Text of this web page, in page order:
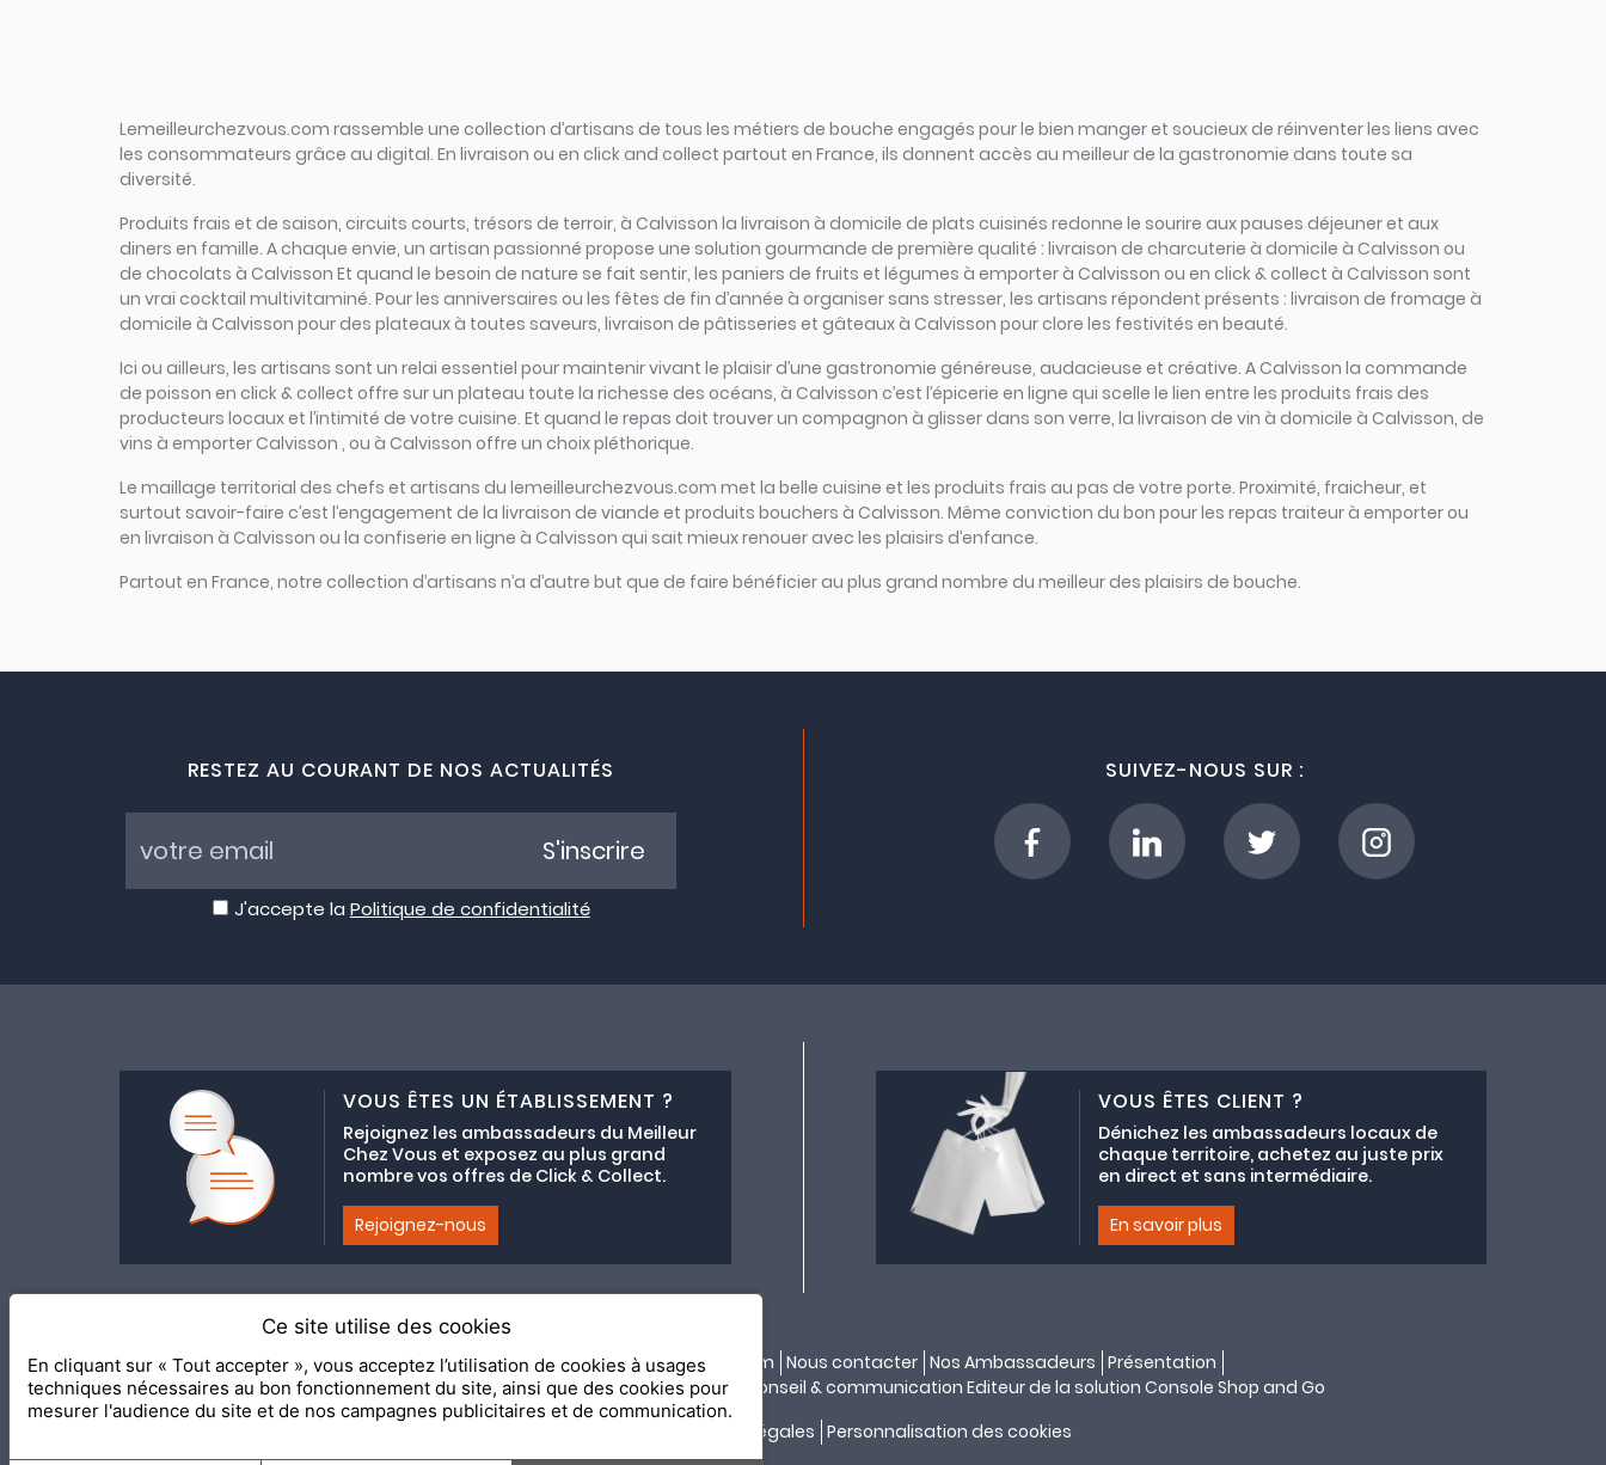
Lemeilleurchezvous.com rassemble une collection d’artisans de tous les métiers de bouche engagés pour le bien manger et soucieux de réinventer les liens avec
les consommateurs grâce au digital. En livraison ou en click and collect partout en France, ils donnent accès au meilleur de la gastronomie dans toute sa
diversité.
Produits frais et de saison, circuits courts, trésors de terroir, à Calvisson la livraison à domicile de plats cuisinés redonne le sourire aux pauses déjeuner et aux
diners en famille. A chaque envie, un artisan passionné propose une solution gourmande de première qualité : livraison de charcuterie à domicile à Calvisson ou
de chocolats à Calvisson Et quand le besoin de nature se fait sentir, les paniers de fruits et légumes à emporter à Calvisson ou en click & collect à Calvisson sont
un vrai cocktail multivitaminé. Pour les anniversaires ou les fêtes de fin d’année à organiser sans stresser, les artisans répondent présents : livraison de fromage à
domicile à Calvisson pour des plateaux à toutes saveurs, livraison de pâtisseries et gâteaux à Calvisson pour clore les festivités en beauté.
Ici ou ailleurs, les artisans sont un relai essentiel pour maintenir vivant le plaisir d’une gastronomie généreuse, audacieuse et créative. A Calvisson la commande
de poisson en click & collect offre sur un plateau toute la richesse des océans, à Calvisson c’est l’épicerie en ligne qui scelle le lien entre les produits frais des
producteurs locaux et l’intimité de votre cuisine. Et quand le repas doit trouver un compagnon à glisser dans son verre, la livraison de vin à domicile à Calvisson, de
vins à emporter Calvisson , ou à Calvisson offre un choix pléthorique.
Le maillage territorial des chefs et artisans du lemeilleurchezvous.com met la belle cuisine et les produits frais au pas de votre porte. Proximité, fraicheur, et
surtout savoir-faire c’est l’engagement de la livraison de viande et produits bouchers à Calvisson. Même conviction du bon pour les repas traiteur à emporter ou
en livraison à Calvisson ou la confiserie en ligne à Calvisson qui sait mieux renouer avec les plaisirs d’enfance.
Partout en France, notre collection d’artisans n’a d’autre but que de faire bénéficier au plus grand nombre du meilleur des plaisirs de bouche.
RESTEZ AU COURANT DE NOS ACTUALITÉS
J'accepte la Politique de confidentialité
S'inscrire
SUIVEZ-NOUS SUR :
VOUS ÊTES UN ÉTABLISSEMENT ?
Rejoignez les ambassadeurs du Meilleur
Chez Vous et exposez au plus grand
nombre vos offres de Click & Collect.
Rejoignez-nous
VOUS ÊTES CLIENT ?
Dénichez les ambassadeurs locaux de
chaque territoire, achetez au juste prix
en direct et sans intermédiaire.
En savoir plus
Adhésion au collectif lemeilleurchezvous.com Nous contacter Nos Ambassadeurs Présentation
2020 Le Meilleur Chez Vous, édité parAPI & YOU| Agence conseil & communication Editeur de la solution Console Shop and Go
Mentions légales Personnalisation des cookies
Ce site utilise des cookies
En cliquant sur « Tout accepter », vous acceptez l’utilisation de cookies à usages
techniques nécessaires au bon fonctionnement du site, ainsi que des cookies pour
mesurer l'audience du site et de nos campagnes publicitaires et de communication.